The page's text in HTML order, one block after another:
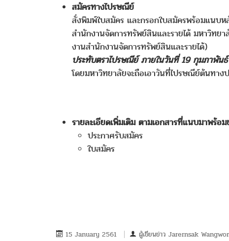
สมัครทางไปรษณีย์
สั่งพิมพ์ใบสมัคร และกรอกใบสมัครพร้อมแนบ
สำนักงานจัดการทรัพย์สินและรายได้ มหาวิทย
งานสำนักงานจัดการทรัพย์สินและรายได้)
ประทับตราไปรษณีย์ ภายในวันที่ 19 กุมภาพัน
โดยมหาวิทยาลัยจะถือเอาวันที่ไปรษณีย์ต้นทาง
รายละเอียดเพิ่มเติม ตามเอกสารที่แนบมาพร้อ
ประกาศรับสมัคร
ใบสมัคร
15 January 2561 ผู้เขียนข่าว Jarernsak